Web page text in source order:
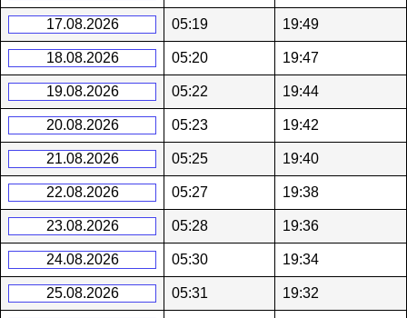
17.08.2026 05:19 19:49
18.08.2026 05:20 19:47
19.08.2026 05:22 19:44
20.08.2026 05:23 19:42
21.08.2026 05:25 19:40
22.08.2026 05:27 19:38
23.08.2026 05:28 19:36
24.08.2026 05:30 19:34
25.08.2026 05:31 19:32